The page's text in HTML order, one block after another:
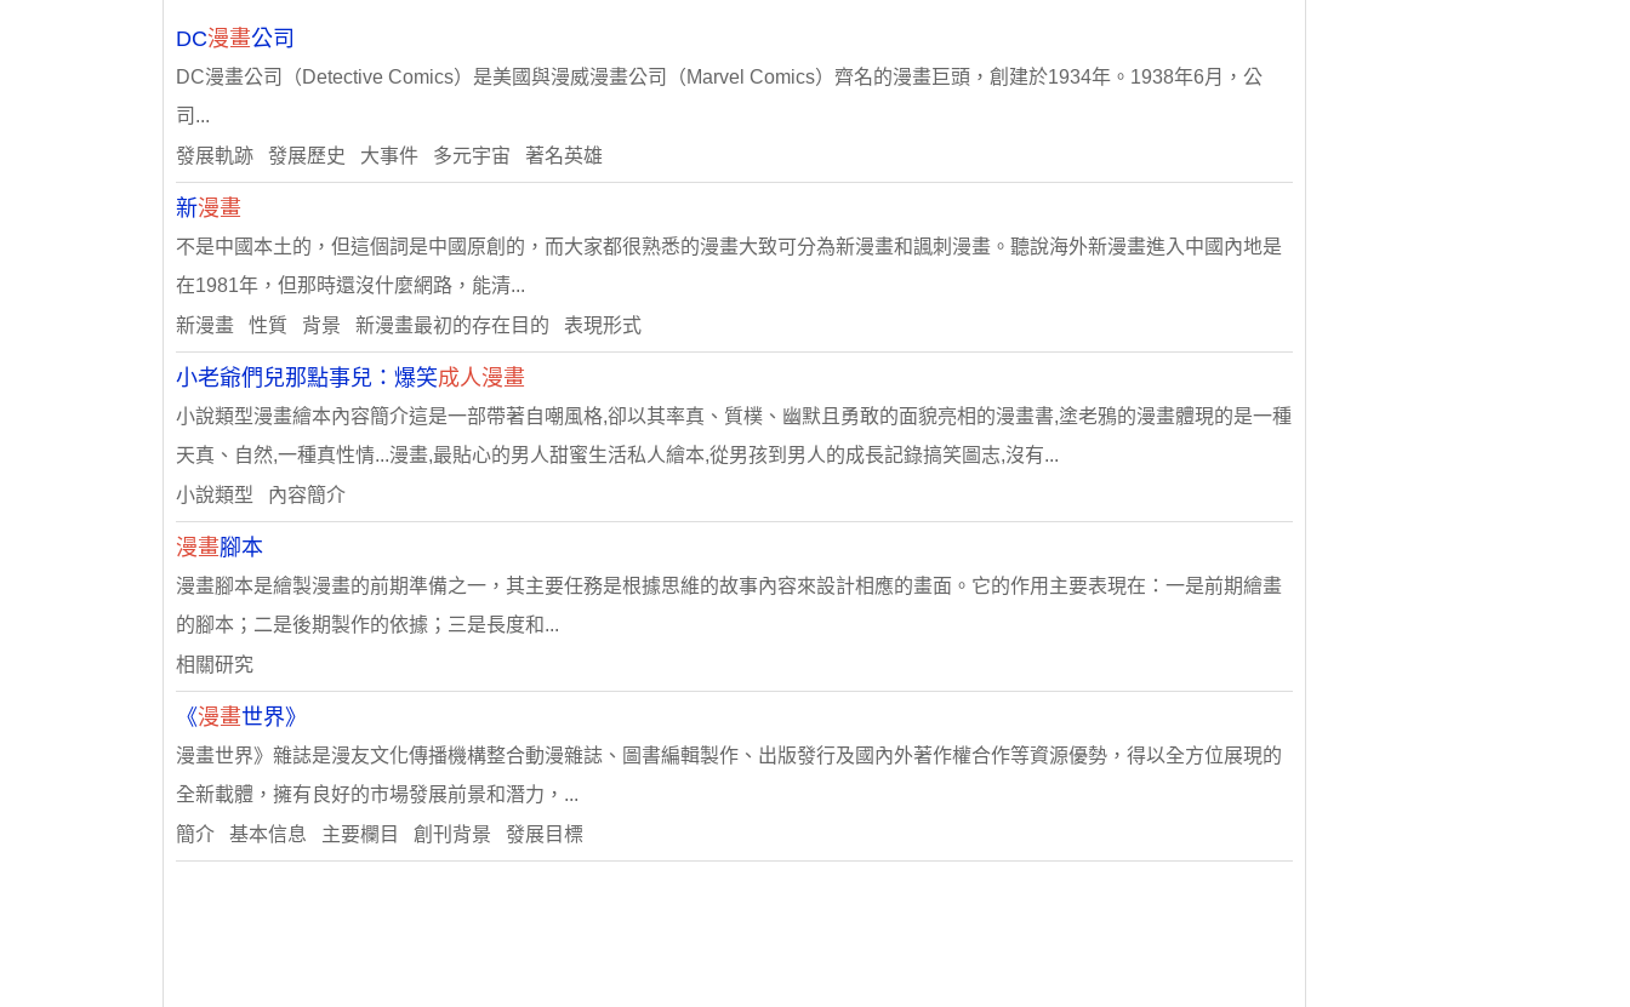
DC漫畫公司
DC漫畫公司（Detective Comics）是美國與漫威漫畫公司（Marvel Comics）齊名的漫畫巨頭，創建於1934年。1938年6月，公
司...
發展軌跡 發展歷史 大事件 多元宇宙 著名英雄
新漫畫
不是中國本土的，但這個詞是中國原創的，而大家都很熟悉的漫畫大致可分為新漫畫和諷刺漫畫。聽說海外新漫畫進入中國內地是
在1981年，但那時還沒什麼網路，能清...
新漫畫 性質 背景 新漫畫最初的存在目的 表現形式
小老爺們兒那點事兒：爆笑成人漫畫
小說類型漫畫繪本內容簡介這是一部帶著自嘲風格,卻以其率真、質樸、幽默且勇敢的面貌亮相的漫畫書,塗老鴉的漫畫體現的是一種
天真、自然,一種真性情...漫畫,最貼心的男人甜蜜生活私人繪本,從男孩到男人的成長記錄搞笑圖志,沒有...
小說類型 內容簡介
漫畫腳本
漫畫腳本是繪製漫畫的前期準備之一，其主要任務是根據思維的故事內容來設計相應的畫面。它的作用主要表現在：一是前期繪畫
的腳本；二是後期製作的依據；三是長度和...
相關研究
《漫畫世界》
漫畫世界》雜誌是漫友文化傳播機構整合動漫雜誌、圖書編輯製作、出版發行及國內外著作權合作等資源優勢，得以全方位展現的
全新載體，擁有良好的市場發展前景和潛力，...
簡介 基本信息 主要欄目 創刊背景 發展目標